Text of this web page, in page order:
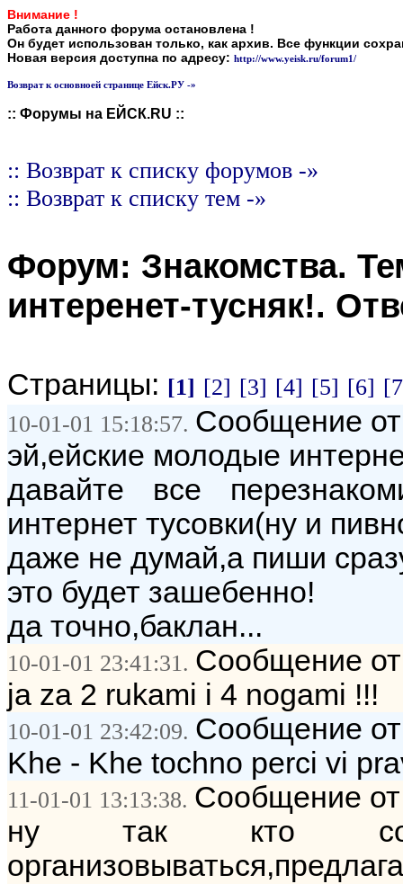
Внимание !
Работа данного форума остановлена !
Он будет использован только, как архив. Все функции
Новая версия доступна по адресу: http://www.yeisk.ru/forum1/
Возврат к основноей странице Ейск.РУ -»
:: Форумы на ЕЙСК.RU ::
:: Возврат к списку форумов -»
:: Возврат к списку тем -»
Форум: Знакомства.
интеренет-тусняк!.
Страницы: [1] [2] [3] [4] [5] [6]
10-01-01 15:18:57. Сообщение
эй,ейские молодые
давайте все
интернет тусовки(ну и
даже не думай,а пиши
это будет зашебенно!
да точно,баклан...
10-01-01 23:41:31. Сообщение
ja za 2 rukami i 4 nogami !!!
10-01-01 23:42:09. Сообщение
Khe - Khe tochno perci vi
11-01-01 13:13:38. Сообщение
ну так кто